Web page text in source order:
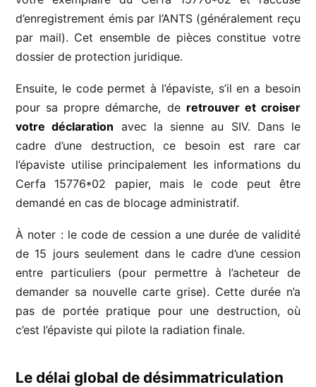
d’enregistrement émis par l’ANTS (généralement reçu
par mail). Cet ensemble de pièces constitue votre
dossier de protection juridique.
Ensuite, le code permet à l’épaviste, s’il en a besoin
pour sa propre démarche, de retrouver et croiser
votre déclaration avec la sienne au SIV. Dans le
cadre d’une destruction, ce besoin est rare car
l’épaviste utilise principalement les informations du
Cerfa 15776*02 papier, mais le code peut être
demandé en cas de blocage administratif.
À noter : le code de cession a une durée de validité
de 15 jours seulement dans le cadre d’une cession
entre particuliers (pour permettre à l’acheteur de
demander sa nouvelle carte grise). Cette durée n’a
pas de portée pratique pour une destruction, où
c’est l’épaviste qui pilote la radiation finale.
Le délai global de désimmatriculation